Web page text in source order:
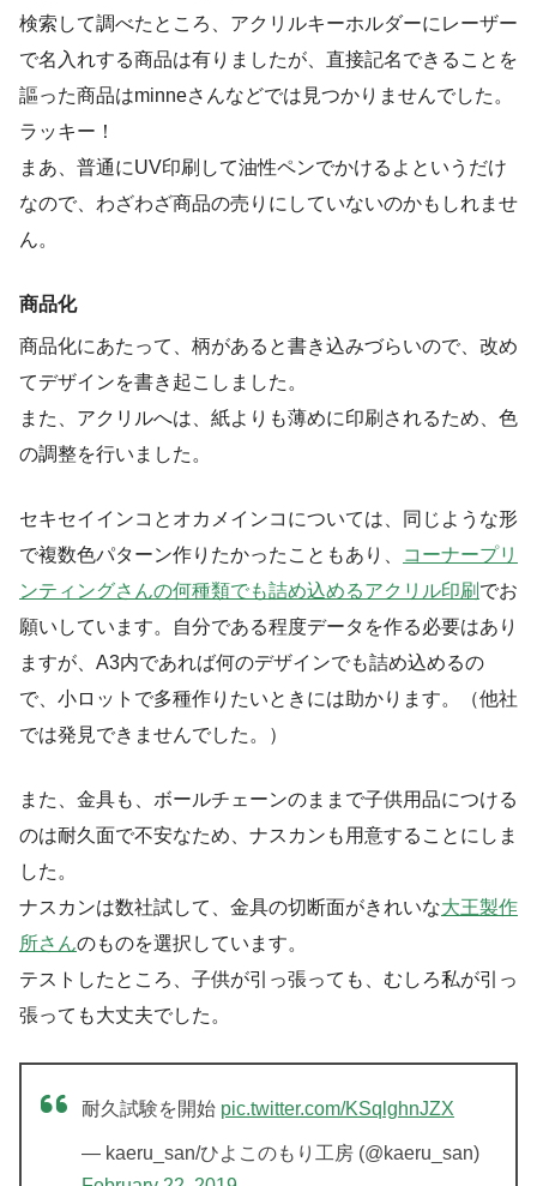
検索して調べたところ、アクリルキーホルダーにレーザー
で名入れする商品は有りましたが、直接記名できることを
謳った商品はminneさんなどでは見つかりませんでした。
ラッキー！
まあ、普通にUV印刷して油性ペンでかけるよというだけ
なので、わざわざ商品の売りにしていないのかもしれませ
ん。
商品化
商品化にあたって、柄があると書き込みづらいので、改め
てデザインを書き起こしました。
また、アクリルへは、紙よりも薄めに印刷されるため、色
の調整を行いました。
セキセイインコとオカメインコについては、同じような形
で複数色パターン作りたかったこともあり、
コーナープリ
ンティングさんの何種類でも詰め込めるアクリル印刷 でお
願いしています。自分である程度データを作る必要はあり
ますが、A3内であれば何のデザインでも詰め込めるの
で、小ロットで多種作りたいときには助かります。（他社
では発見できませんでした。）
また、金具も、ボールチェーンのままで子供用品につける
のは耐久面で不安なため、ナスカンも用意することにしま
した。
ナスカンは数社試して、金具の切断面がきれいな大王製作
所さんのものを選択しています。
テストしたところ、子供が引っ張っても、むしろ私が引っ
張っても大丈夫でした。
耐久試験を開始 pic.twitter.com/KSqlghnJZX
— kaeru_san/ひよこのもり工房 (@kaeru_san)